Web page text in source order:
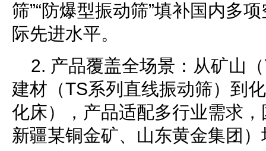
筛”“防爆型振动筛”填补国内多
际先进水平。
2. 产品覆盖全场景：从矿山
建材（TS系列直线振动筛）到
化床），产品适配多行业需求
新疆某铜金矿、山东黄金集团